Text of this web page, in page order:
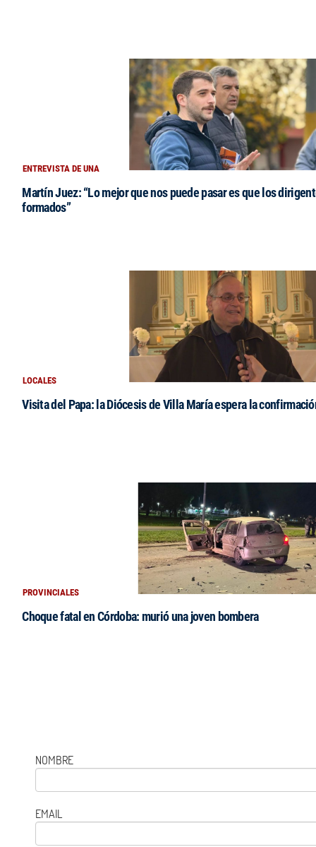
ENTREVISTA DE UNA
Martín Juez: “Lo mejor que nos puede pasar es que los
formados”
LOCALES
Visita del Papa: la Diócesis de Villa María espera la
PROVINCIALES
Choque fatal en Córdoba: murió una joven bombera
NOMBRE
EMAIL